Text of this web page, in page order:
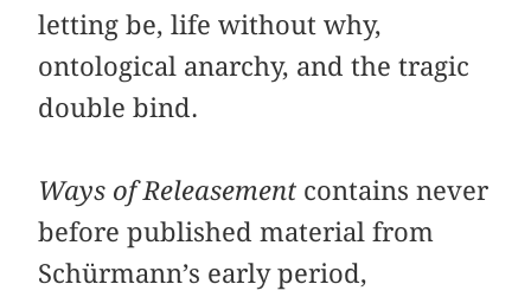
letting be, life without why,
ontological anarchy, and the tragic
double bind.
Ways of Releasement contains never
before published material from
Schürmann’s early period,